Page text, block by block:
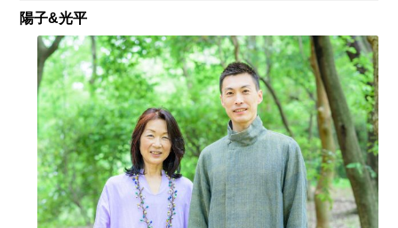
陽子&光平